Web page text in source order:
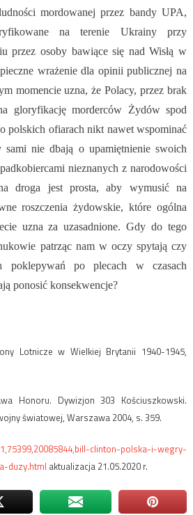
mordowanej przez bandy UPA,
na terenie Ukrainy przy
przez osoby bawiące się nad Wisłą w
wrażenie dla opinii publicznej na
momencie uzna, że Polacy, przez brak
gloryfikację morderców Żydów spod
polskich ofiarach nikt nawet wspominać
sami nie dbają o upamiętnienie swoich
nieznanych z narodowości
droga jest prosta, aby wymusić na
roszczenia żydowskie, które ogólna
uzna za uzasadnione. Gdy do tego
patrząc nam w oczy spytają czy
poklepywań po plecach w czasach
ponosić konsekwencje?
Lotnicze w Wielkiej Brytanii 1940-1945,
Honoru. Dywizjon 303 Kościuszkowski.
światowej, Warszawa 2004, s. 359.
clinton-polska-i-wegry-
duzy.html aktualizacja 21.05.2020 r.